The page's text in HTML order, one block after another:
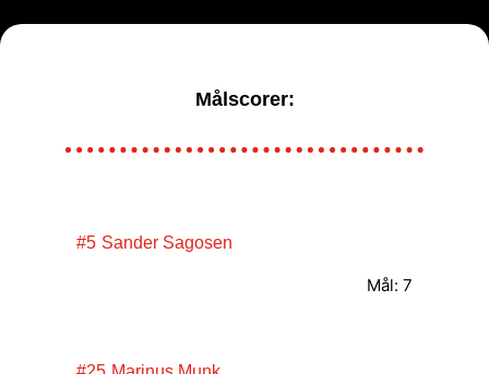
Målscorer:
#5 Sander Sagosen
Mål: 7